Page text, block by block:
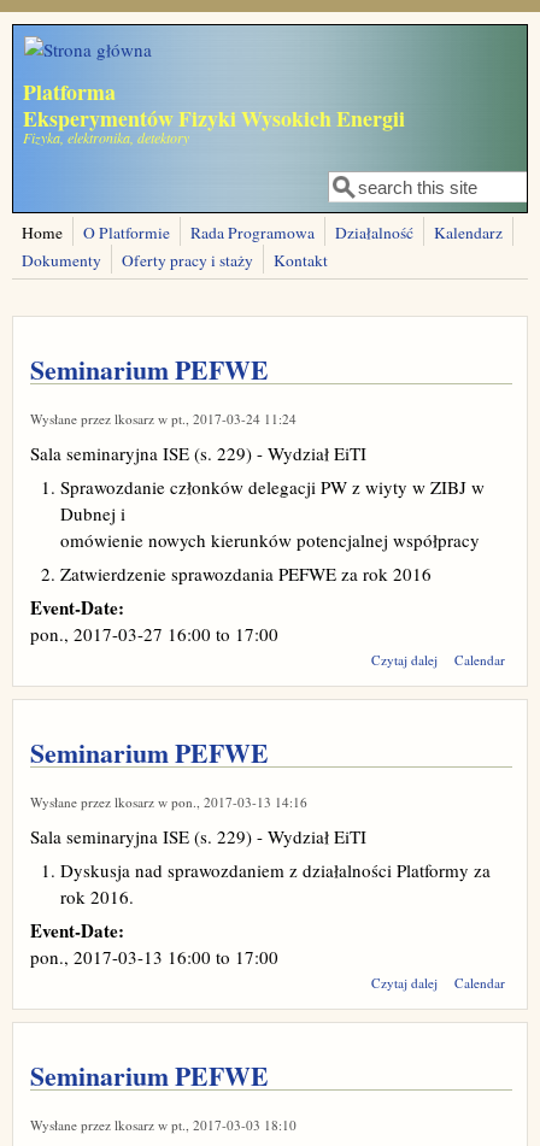
Przejdź do treści
Platforma
Eksperymentów Fizyki Wysokich Energii
Fizyka, elektronika, detektory
Formularz
wyszukiwania
Szukaj
Home O Platformie Rada Programowa Działalność
Kalendarz
Dokumenty
Oferty pracy i staży Kontakt
Seminarium PEFWE
Wysłane przez lkosarz w pt., 2017-03-24 11:24
Sala seminaryjna ISE (s. 229) - Wydział EiTI
Sprawozdanie członków delegacji PW z wiyty w ZIBJ w
Dubnej i
omówienie nowych kierunków potencjalnej współpracy
Zatwierdzenie sprawozdania PEFWE za rok 2016
Event-Date:
pon., 2017-03-27 16:00 to 17:00
Czytaj dalej wpis
PEFWE
Calendar
Seminarium PEFWE
Wysłane przez lkosarz w pon., 2017-03-13 14:16
Sala seminaryjna ISE (s. 229) - Wydział EiTI
Dyskusja nad sprawozdaniem z działalności Platformy za
rok 2016.
Event-Date:
pon., 2017-03-13 16:00 to 17:00
Czytaj dalej wpis
PEFWE
Calendar
Seminarium PEFWE
Wysłane przez lkosarz w pt., 2017-03-03 18:10